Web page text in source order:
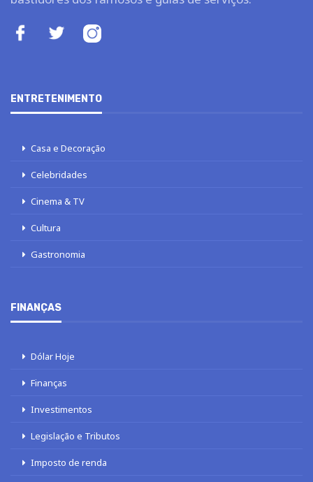
ENTRETENIMENTO
Casa e Decoração
Celebridades
Cinema & TV
Cultura
Gastronomia
FINANÇAS
Dólar Hoje
Finanças
Investimentos
Legislação e Tributos
Imposto de renda